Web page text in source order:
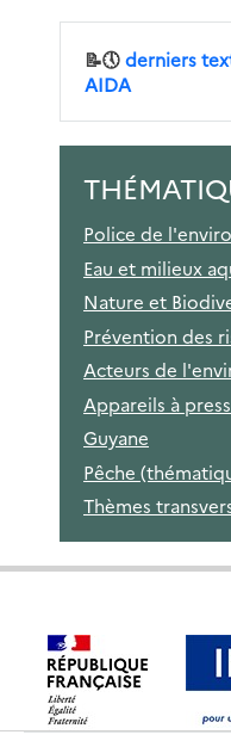
📝🕔derniers
AIDA
Police de
Eau et milieux
Nature et
Prévention des
Acteurs de
Appareils à
Guyane
Pêche
Thèmes